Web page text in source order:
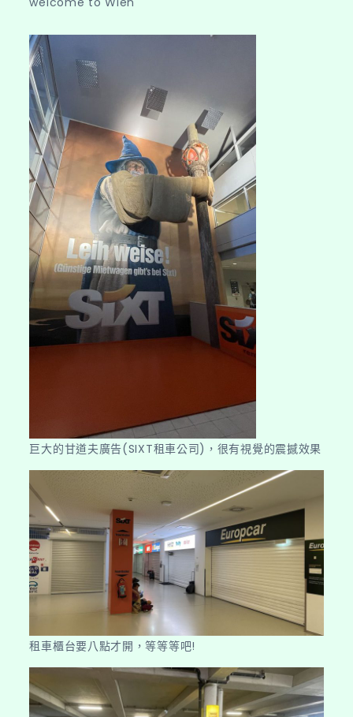
巨大的甘道夫廣告(SIXT租車公司)，很有視覺的震撼效果
租車櫃台要八點才開，等等等吧!